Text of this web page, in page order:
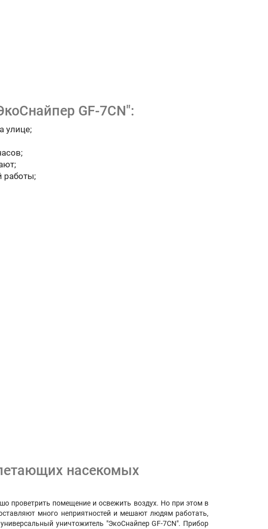
GF-7CN":
улице;
работы;
насекомых
проветрить помещение и освежить воздух. Но при этом в
много неприятностей и мешают людям работать,
уничтожитель "ЭкоСнайпер GF-7CN". Прибор